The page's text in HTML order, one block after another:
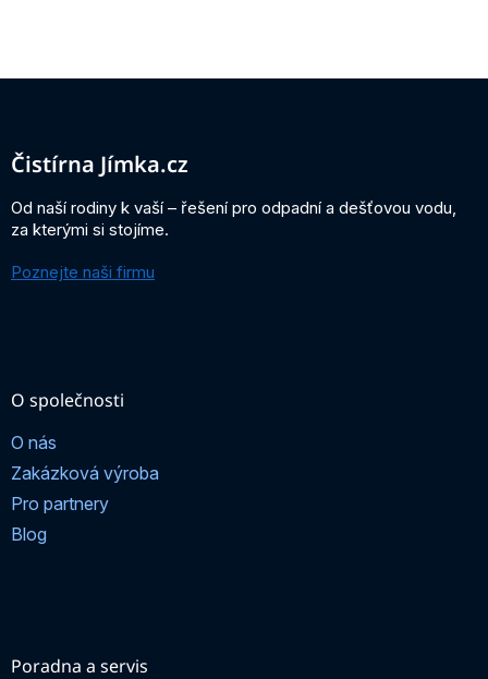
Z
Čistírna Jímka.cz
Od naší rodiny k vaší – řešení pro odpadní a dešťovou vodu,
za kterými si stojíme.
Poznejte naši firmu
O společnosti
O nás
Zakázková výroba
Pro partnery
Blog
Poradna a servis